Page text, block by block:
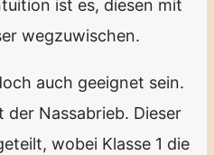
ist es, diesen mit
wegzuwischen.
auch geeignet sein.
Nassabrieb. Dieser
wobei Klasse 1 die